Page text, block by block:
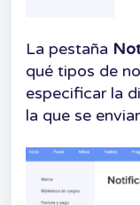
La pestaña
qué tipos de
especificar la
la que se